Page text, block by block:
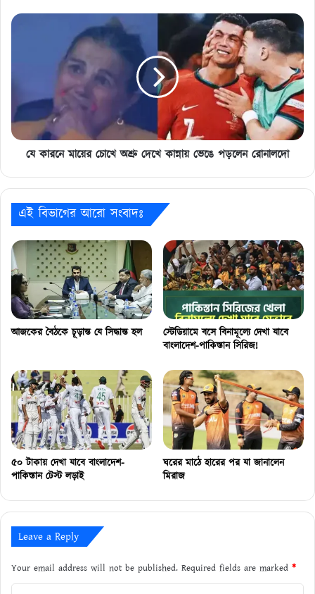
যে
কান্নায়
ভেঙে
পড়লেন
রোনালদো
যে কারনে মায়ের চোখে অশ্রু দেখে কান্নায় ভেঙে পড়লেন রোনালদো
এই বিভাগের আরো সংবাদঃ
আজকের বৈঠকে চূড়ান্ত যে সিদ্ধান্ত হল
স্টেডিয়ামে বসে বিনামূল্যে দেখা যাবে
বাংলাদেশ-পাকিস্তান সিরিজ!
৫০ টাকায় দেখা যাবে বাংলাদেশ-
পাকিস্তান টেস্ট লড়াই
ঘরের মাঠে হারের পর যা জানালেন
মিরাজ
Leave a Reply
Your email address will not be published. Required fields are marked *